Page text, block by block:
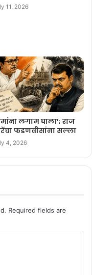
11, 2026
लगाम घाला’; राज
फडणवीसांना सल्ला
4, 2026
Required fields are